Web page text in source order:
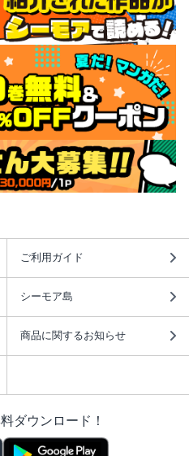
ご利用ガイド
シーモア島
商品に関するお知らせ
ダウンロード！